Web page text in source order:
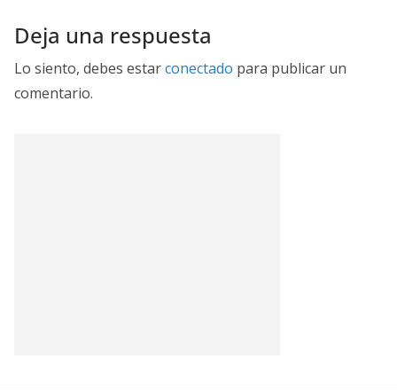
Deja una respuesta
Lo siento, debes estarconectado para publicar un
comentario.